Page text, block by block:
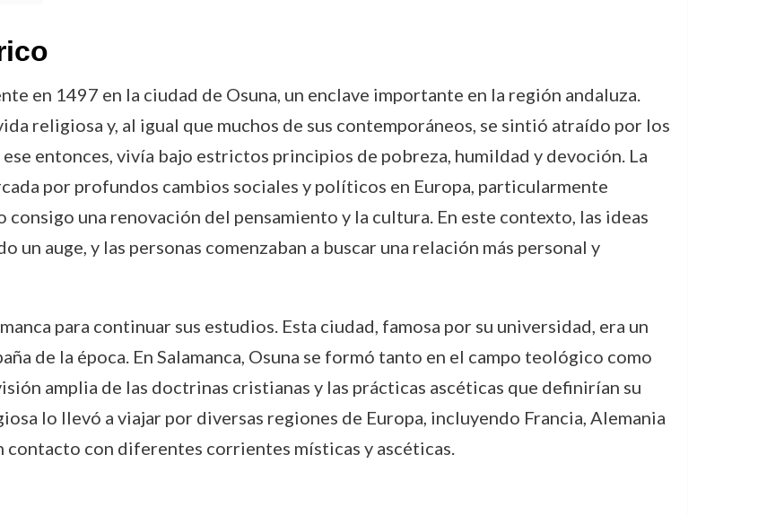
en 1497 en la ciudad de Osuna, un enclave importante en la región andaluza.
religiosa y, al igual que muchos de sus contemporáneos, se sintió atraído por los
entonces, vivía bajo estrictos principios de pobreza, humildad y devoción. La
por profundos cambios sociales y políticos en Europa, particularmente
una renovación del pensamiento y la cultura. En este contexto, las ideas
auge, y las personas comenzaban a buscar una relación más personal y
para continuar sus estudios. Esta ciudad, famosa por su universidad, era un
de la época. En Salamanca, Osuna se formó tanto en el campo teológico como
amplia de las doctrinas cristianas y las prácticas ascéticas que definirían su
lo llevó a viajar por diversas regiones de Europa, incluyendo Francia, Alemania
contacto con diferentes corrientes místicas y ascéticas.